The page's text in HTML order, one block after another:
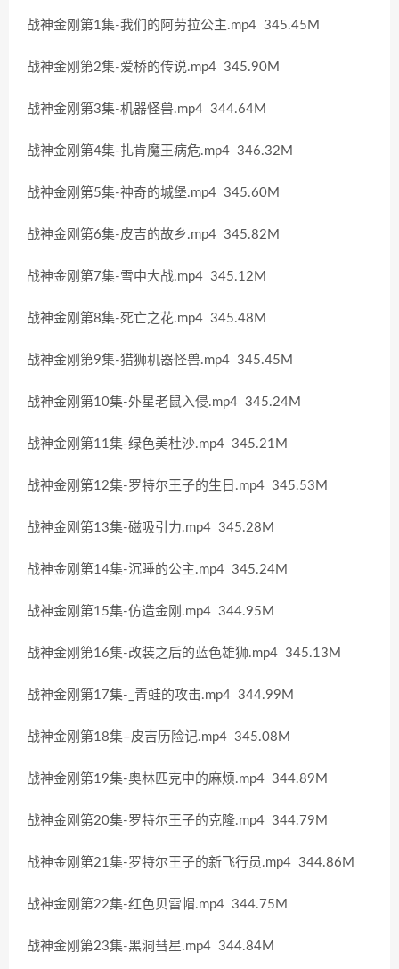
战神金刚第1集-我们的阿劳拉公主.mp4 345.45M
战神金刚第2集-爱桥的传说.mp4 345.90M
战神金刚第3集-机器怪兽.mp4 344.64M
战神金刚第4集-扎肯魔王病危.mp4 346.32M
战神金刚第5集-神奇的城堡.mp4 345.60M
战神金刚第6集-皮吉的故乡.mp4 345.82M
战神金刚第7集-雪中大战.mp4 345.12M
战神金刚第8集-死亡之花.mp4 345.48M
战神金刚第9集-猎狮机器怪兽.mp4 345.45M
战神金刚第10集-外星老鼠入侵.mp4 345.24M
战神金刚第11集-绿色美杜沙.mp4 345.21M
战神金刚第12集-罗特尔王子的生日.mp4 345.53M
战神金刚第13集-磁吸引力.mp4 345.28M
战神金刚第14集-沉睡的公主.mp4 345.24M
战神金刚第15集-仿造金刚.mp4 344.95M
战神金刚第16集-改装之后的蓝色雄狮.mp4 345.13M
战神金刚第17集-_青蛙的攻击.mp4 344.99M
战神金刚第18集–皮吉历险记.mp4 345.08M
战神金刚第19集-奥林匹克中的麻烦.mp4 344.89M
战神金刚第20集-罗特尔王子的克隆.mp4 344.79M
战神金刚第21集-罗特尔王子的新飞行员.mp4 344.86M
战神金刚第22集-红色贝雷帽.mp4 344.75M
战神金刚第23集-黑洞彗星.mp4 344.84M